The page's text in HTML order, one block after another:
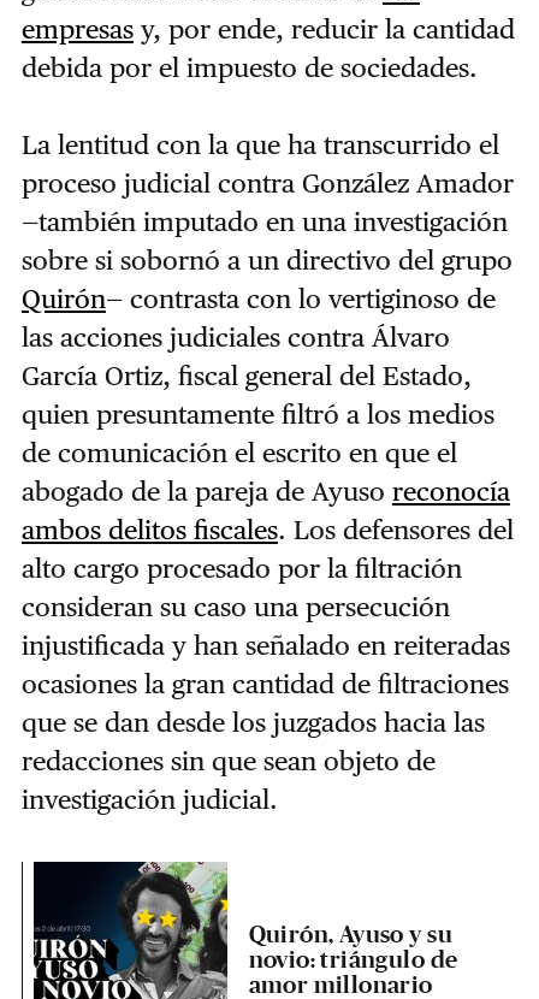
empresasy, por ende, reducir la cantidad
debida por el impuesto de sociedades.
La lentitud con la que ha transcurrido el
proceso judicial contra González Amador
—también imputado en una investigación
sobre si sobornó a un directivo del grupo
Quirón— contrasta con lo vertiginoso de
las acciones judiciales contra Álvaro
García Ortiz, fiscal general del Estado,
quien presuntamente filtró a los medios
de comunicación el escrito en que el
abogado de la pareja de Ayuso reconocía
ambos delitos fiscales. Los defensores del
alto cargo procesado por la filtración
consideran su caso una persecución
injustificada y han señalado en reiteradas
ocasiones la gran cantidad de filtraciones
que se dan desde los juzgados hacia las
redacciones sin que sean objeto de
investigación judicial.
Quirón, Ayuso y su
novio: triángulo de
amor millonario